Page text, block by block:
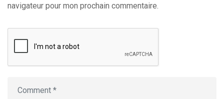
navigateur pour mon prochain commentaire.